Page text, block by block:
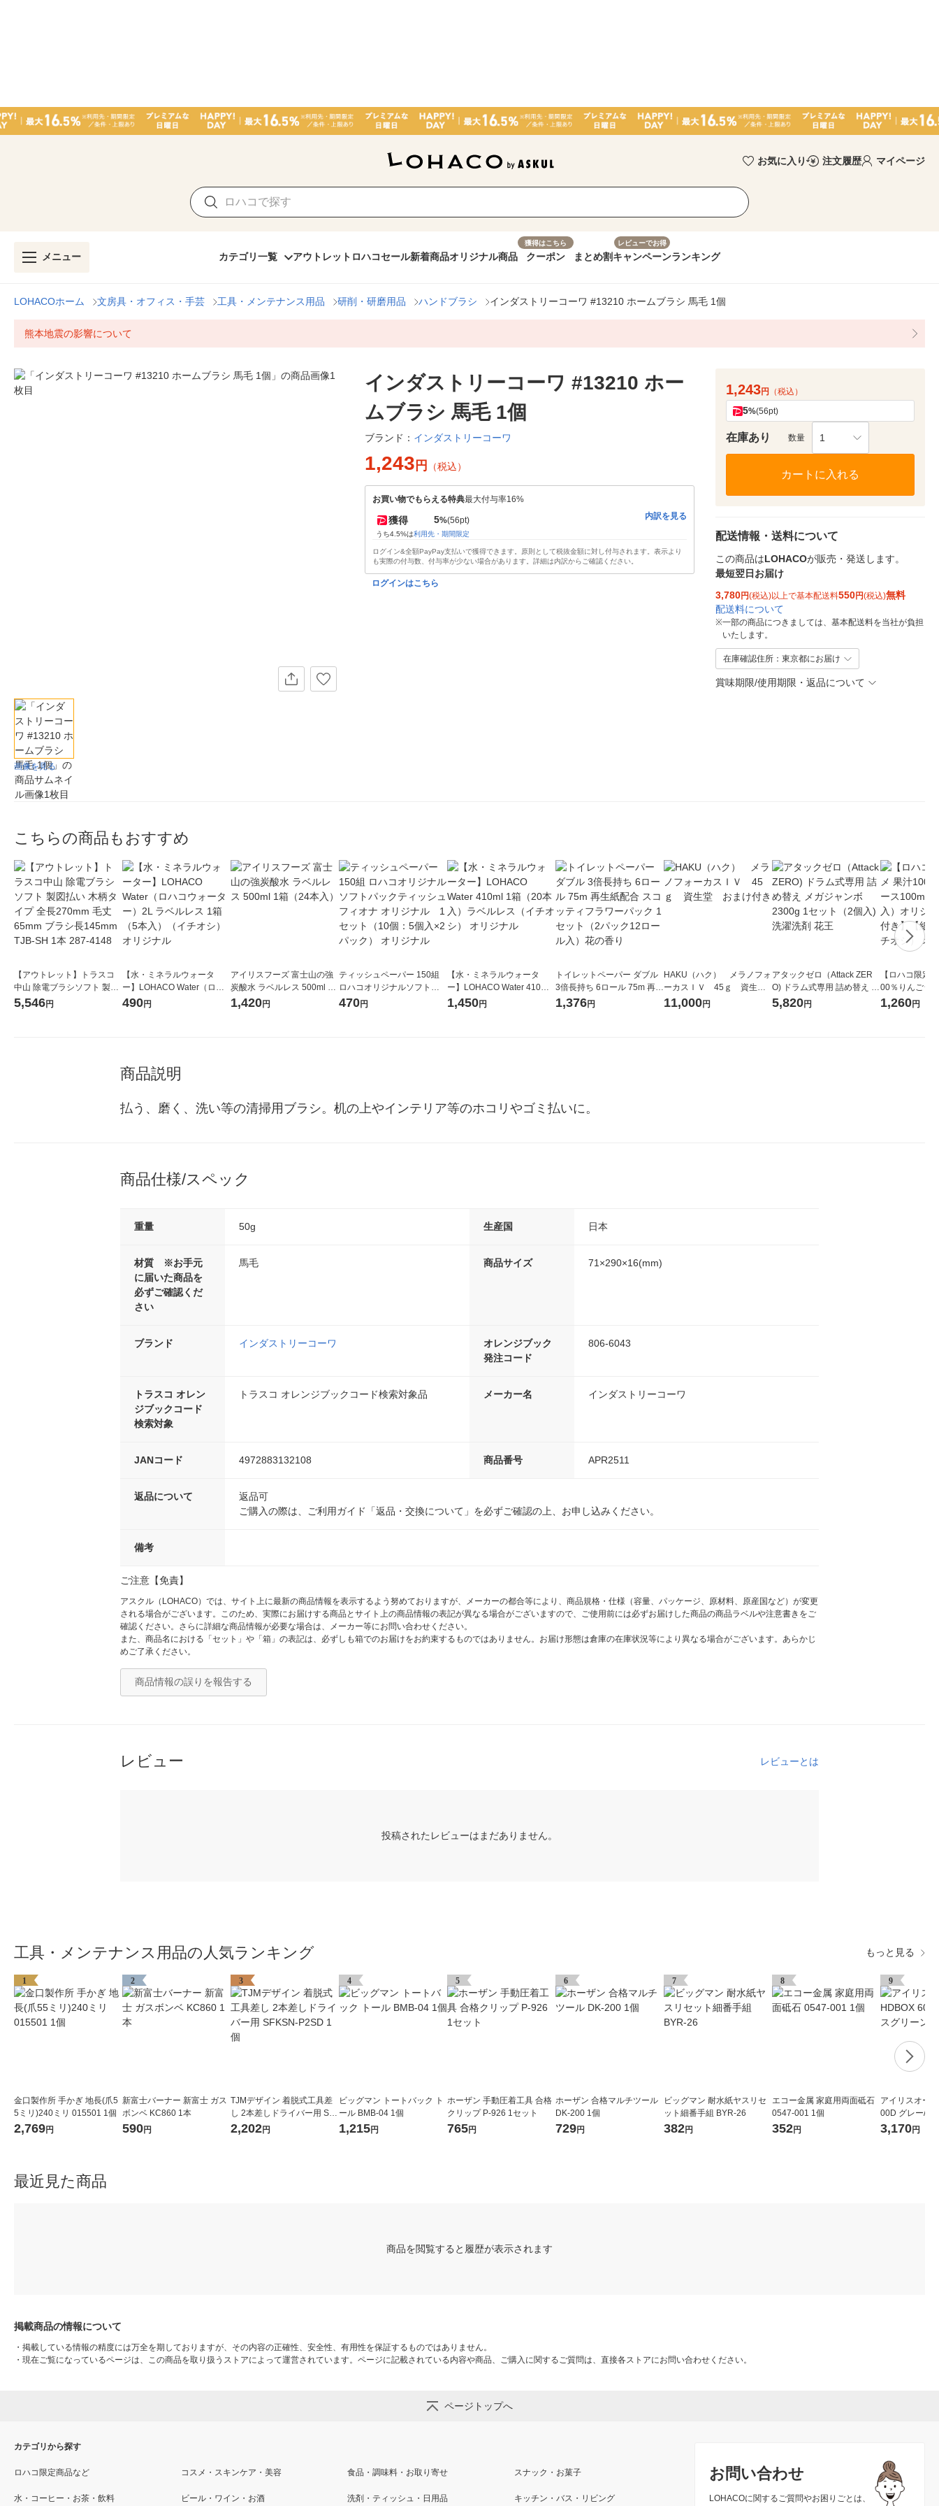
お気に入り 注文履歴 マイページ
メニュー カテゴリ一覧 アウトレット ロハコセール新着商品オリジナル商品
獲得はこちら
クーポン まとめ割
レビューでお得
キャンペーンランキング
LOHACOホーム 文房具・オフィス・手芸 工具・メンテナンス用品 研削・研磨用品 ハンドブラシ インダストリーコーワ #13210 ホームブラシ 馬毛 1個
熊本地震の影響について
画像を見る
インダストリーコーワ #13210 ホー
ムブラシ 馬毛 1個
ブランド： インダストリーコーワ
1,243 円 （税込）
お買い物でもらえる特典最大付与率16%
獲得 5%(56pt)
うち4.5%は利用先・期間限定
内訳を見る
ログイン&全額PayPay支払いで獲得できます。原則として税抜金額に対し付与されます。表示より
も実際の付与数、付与率が少ない場合があります。詳細は内訳からご確認ください。
ログインはこちら
1,243円 （税込）
5%(56pt)
在庫あり 数量 1
カートに入れる
配送情報・送料について
この商品はLOHACOが販売・発送します。
最短翌日お届け
3,780円(税込)以上で基本配送料550円(税込)無料
配送料について
※一部の商品につきましては、基本配送料を当社が負担
いたします。
在庫確認住所：東京都にお届け
賞味期限/使用期限・返品について
こちらの商品もおすすめ
【アウトレット】トラスコ
中山 除電ブラシソフト 製図
払い 木柄タイプ 全長270mm
5,546円
【水・ミネラルウォータ
ー】LOHACO Water（ロハ
コウォーター）2L ラベルレ
490円
アイリスフーズ 富士山の強
炭酸水 ラベルレス 500ml 1
箱（24本入）
1,420円
ティッシュペーパー 150組
ロハコオリジナルソフトパ
ックティッシュ フィオナ オ
470円
【水・ミネラルウォータ
ー】LOHACO Water 410ml
1箱（20本入）ラベルレス
1,450円
トイレットペーパー ダブル
3倍長持ち 6ロール 75m 再生
紙配合 スコッティフラワー
1,376円
HAKU（ハク） メラノフォ
ーカスＩＶ 45ｇ 資生
堂 おまけ付き
11,000円
アタックゼロ（Attack ZER
O) ドラム式専用 詰め替え メ
ガジャンボ 2300g 1セット
5,820円
【ロハコ限定
00％りんごジ
箱（18本入）
1,260円
商品説明
払う、磨く、洗い等の清掃用ブラシ。机の上やインテリア等のホコリやゴミ払いに。
商品仕様/スペック
重量 50g 生産国 日本
材質 ※お手元
に届いた商品を
必ずご確認くだ
さい
馬毛 商品サイズ 71×290×16(mm)
ブランド インダストリーコーワ
オレンジブック
発注コード
806-6043
トラスコ オレン
ジブックコード
検索対象
トラスコ オレンジブックコード検索対象品 メーカー名 インダストリーコーワ
JANコード 4972883132108 商品番号 APR2511
返品について
返品可
ご購入の際は、ご利用ガイド「返品・交換について」を必ずご確認の上、お申し込みください。
備考
ご注意【免責】
アスクル（LOHACO）では、サイト上に最新の商品情報を表示するよう努めておりますが、メーカーの都合等により、商品規格・仕様（容量、パッケージ、原材料、原産国など）が変更
される場合がございます。このため、実際にお届けする商品とサイト上の商品情報の表記が異なる場合がございますので、ご使用前には必ずお届けした商品の商品ラベルや注意書きをご
確認ください。さらに詳細な商品情報が必要な場合は、メーカー等にお問い合わせください。
また、商品名における「セット」や「箱」の表記は、必ずしも箱でのお届けをお約束するものではありません。お届け形態は倉庫の在庫状況等により異なる場合がございます。あらかじ
めご了承ください。
商品情報の誤りを報告する
レビュー レビューとは
投稿されたレビューはまだありません。
工具・メンテナンス用品の人気ランキング もっと見る
1
金口製作所 手かぎ 地長(爪5
5ミリ)240ミリ 015501 1個
2,769円
2
新富士バーナー 新富士 ガス
ボンベ KC860 1本
590円
3
TJMデザイン 着脱式工具差
し 2本差しドライバー用 SF
KSN-P2SD 1個
2,202円
4
ビッグマン トートバック ト
ール BMB-04 1個
1,215円
5
ホーザン 手動圧着工具 合格
クリップ P-926 1セット
765円
6
ホーザン 合格マルチツール
DK-200 1個
729円
7
ビッグマン 耐水紙ヤスリセ
ット細番手組 BYR-26
382円
8
エコー金属 家庭用両面砥石
0547-001 1個
352円
9
アイリスオー
00D グレー/モ
台
3,170円
最近見た商品
商品を閲覧すると履歴が表示されます
掲載商品の情報について
・ 掲載している情報の精度には万全を期しておりますが、その内容の正確性、安全性、有用性を保証するものではありません。
・ 現在ご覧になっているページは、この商品を取り扱うストアによって運営されています。ページに記載されている内容や商品、ご購入に関するご質問は、直接各ストアにお問い合わせください。
ページトップへ
お問い合わせ
LOHACOに関するご質問やお困りごとは、
カテゴリから探す
ロハコ限定商品など コスメ・スキンケア・美容 食品・調味料・お取り寄せ スナック・お菓子
水・コーヒー・お茶・飲料 ビール・ワイン・お酒 洗剤・ティッシュ・日用品 キッチン・バス・リビング